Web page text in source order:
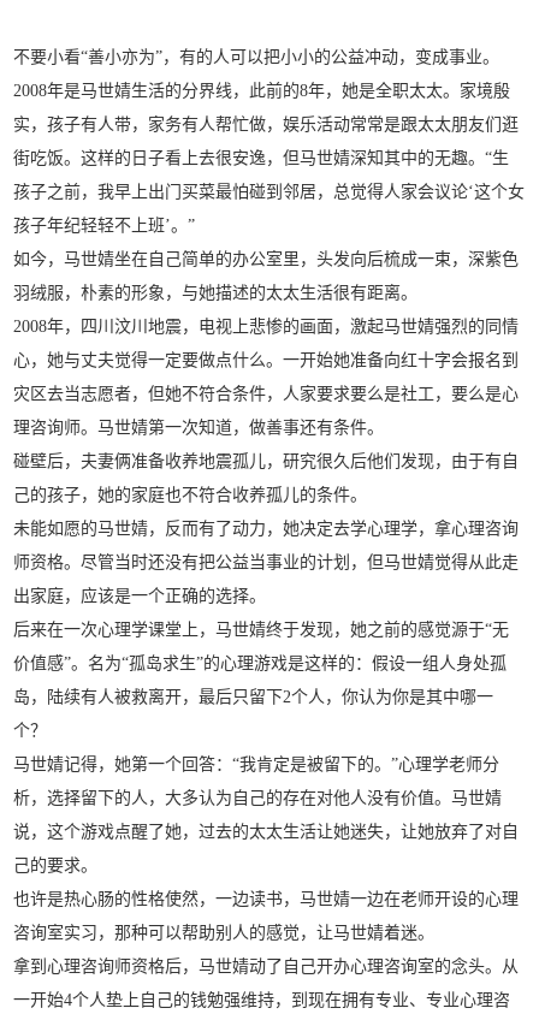
不要小看“善小亦为”，有的人可以把小小的公益冲动，变成事业。
2008年是马世婧生活的分界线，此前的8年，她是全职太太。家境殷
实，孩子有人带，家务有人帮忙做，娱乐活动常常是跟太太朋友们逛
街吃饭。这样的日子看上去很安逸，但马世婧深知其中的无趣。“生
孩子之前，我早上出门买菜最怕碰到邻居，总觉得人家会议论‘这个女
孩子年纪轻轻不上班’。”
如今，马世婧坐在自己简单的办公室里，头发向后梳成一束，深紫色
羽绒服，朴素的形象，与她描述的太太生活很有距离。
2008年，四川汶川地震，电视上悲惨的画面，激起马世婧强烈的同情
心，她与丈夫觉得一定要做点什么。一开始她准备向红十字会报名到
灾区去当志愿者，但她不符合条件，人家要求要么是社工，要么是心
理咨询师。马世婧第一次知道，做善事还有条件。
碰壁后，夫妻俩准备收养地震孤儿，研究很久后他们发现，由于有自
己的孩子，她的家庭也不符合收养孤儿的条件。
未能如愿的马世婧，反而有了动力，她决定去学心理学，拿心理咨询
师资格。尽管当时还没有把公益当事业的计划，但马世婧觉得从此走
出家庭，应该是一个正确的选择。
后来在一次心理学课堂上，马世婧终于发现，她之前的感觉源于“无
价值感”。名为“孤岛求生”的心理游戏是这样的：假设一组人身处孤
岛，陆续有人被救离开，最后只留下2个人，你认为你是其中哪一
个？
马世婧记得，她第一个回答：“我肯定是被留下的。”心理学老师分
析，选择留下的人，大多认为自己的存在对他人没有价值。马世婧
说，这个游戏点醒了她，过去的太太生活让她迷失，让她放弃了对自
己的要求。
也许是热心肠的性格使然，一边读书，马世婧一边在老师开设的心理
咨询室实习，那种可以帮助别人的感觉，让马世婧着迷。
拿到心理咨询师资格后，马世婧动了自己开办心理咨询室的念头。从
一开始4个人垫上自己的钱勉强维持，到现在拥有专业、专业心理咨